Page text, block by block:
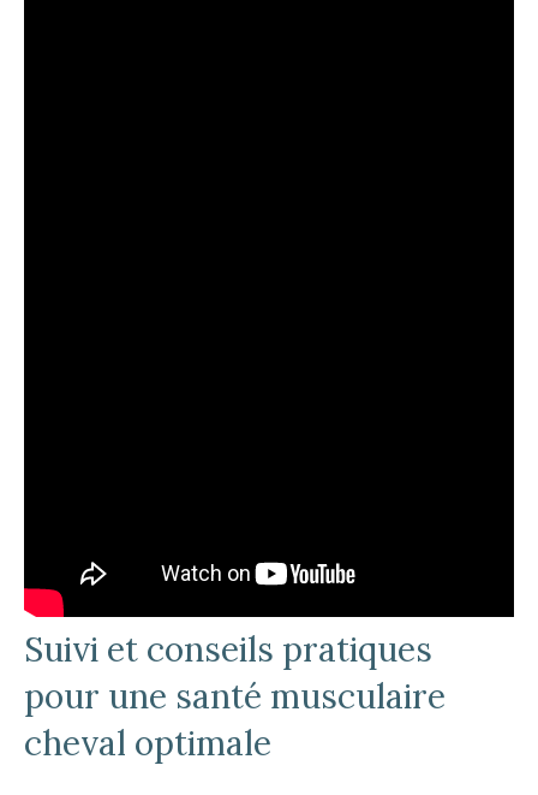
Suivi et conseils pratiques
pour une santé musculaire
cheval optimale